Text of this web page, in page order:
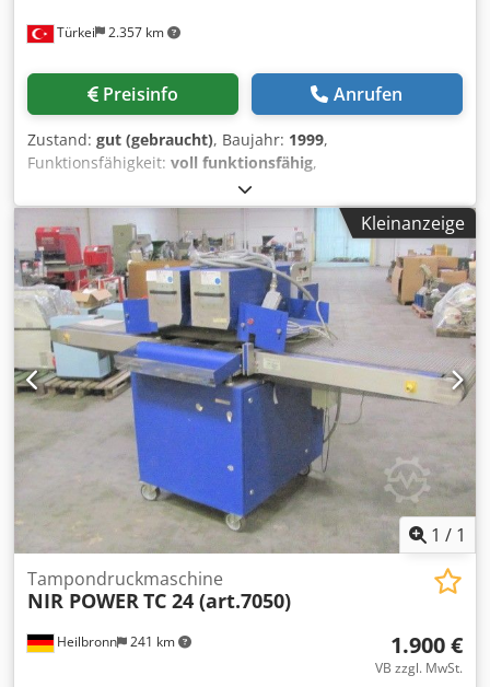
Türkei 2.357 km
Preisinfo Anrufen
Zustand: gut (gebraucht), Baujahr: 1999,
Funktionsfähigkeit: voll funktionsfähig,
Maschinen-/Fahrzeugnummer:
Csdpfxof Swnlj Al Derf 4 Falztaschen 1 Schwert 1
Seitentasche Gereinigt
Kleinanzeige
1 / 1
Heilbronn 241 km
Tampondruckmaschine
NIR POWERTC 24 (art.7050)
1.900 €
VB zzgl. MwSt.